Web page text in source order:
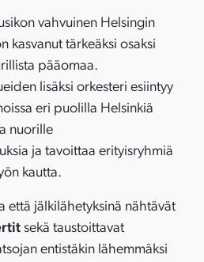
vahvuinen Helsingin
kasvanut tärkeäksi osaksi
pääomaa.
lisäksi orkesteri esiintyy
eri puolilla Helsinkiä
nuorille
ja tavoittaa erityisryhmiä
kautta.
että jälkilähetyksinä nähtävät
sekä taustoittavat
entistäkin lähemmäksi